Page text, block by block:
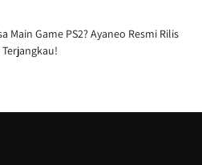
Main Game PS2? Ayaneo Resmi Rilis